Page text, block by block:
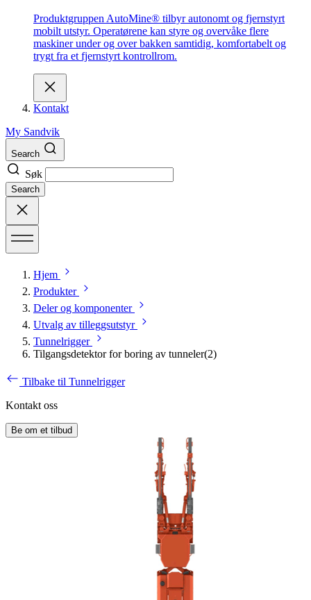
Produktgruppen AutoMine® tilbyr autonomt og fjernstyrt
mobilt utstyr. Operatørene kan styre og overvåke flere
maskiner under og over bakken samtidig, komfortabelt og
trygt fra et fjernstyrt kontrollrom.
Kontakt
My Sandvik
Search
Søk
Search
Hjem
Produkter
Deler og komponenter
Utvalg av tilleggsutstyr
Tunnelrigger
Tilgangsdetektor for boring av tunneler(2)
Tilbake til Tunnelrigger
Kontakt oss
Be om et tilbud